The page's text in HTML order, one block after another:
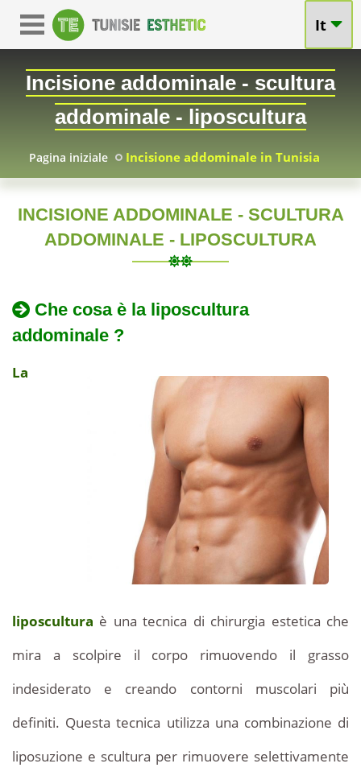
It
Incisione addominale - scultura
addominale - liposcultura
Pagina iniziale Incisione addominale in Tunisia
Liposuzione
addominale
in
liposcultura
INCISIONE ADDOMINALE - SCULTURA
ADDOMINALE - LIPOSCULTURA
05-
07
addominale,
scultura
liposcultura
Che cosa è la liposcultura
addominale ?
La
liposcultura è una tecnica di chirurgia estetica che
mira a scolpire il corpo rimuovendo il grasso
indesiderato e creando contorni muscolari più
definiti. Questa tecnica utilizza una combinazione di
liposuzione e scultura per rimuovere selettivamente